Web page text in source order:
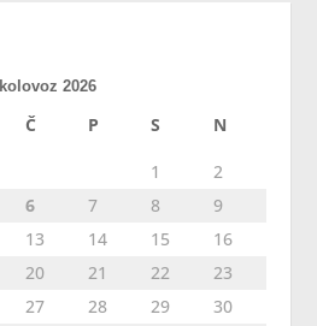
kolovoz 2026
Č P S N
1
2
6 7 8
9
13 14 15
16
20 21 22
23
27 28 29
30